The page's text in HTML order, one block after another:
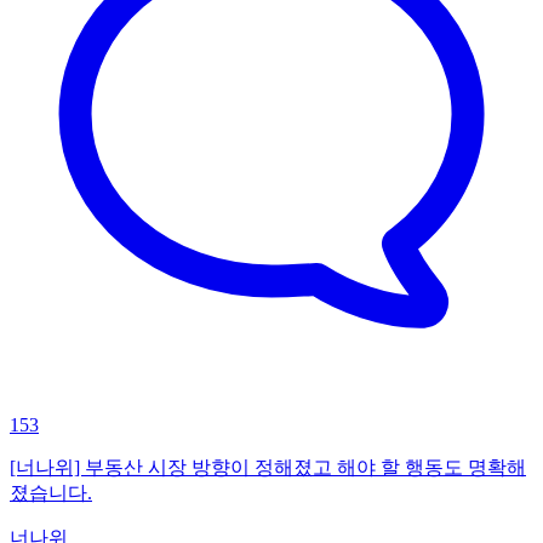
153
[너나위] 부동산 시장 방향이 정해졌고 해야 할 행동도 명확해
졌습니다.
너나위